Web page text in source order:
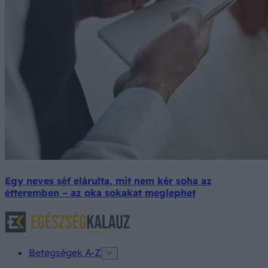
Egy neves séf elárulta, mit nem kér soha az
étteremben – az oka sokakat meglephet
Betegségek A-Z